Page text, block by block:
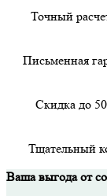
Точный
Письменная
Скидка до
Тщательный
Ваша выгода от